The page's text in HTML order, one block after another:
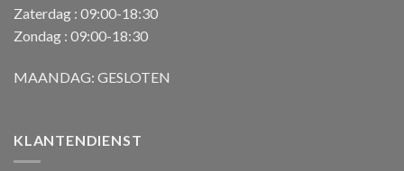
Zaterdag : 09:00-18:30
Zondag : 09:00-18:30
MAANDAG: GESLOTEN
KLANTENDIENST